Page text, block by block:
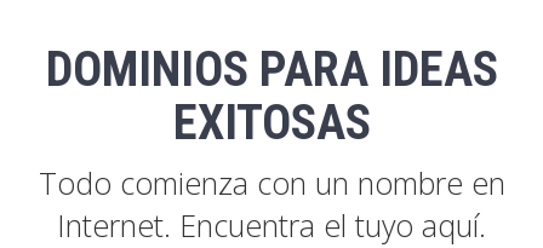
DOMINIOS PARA IDEAS
EXITOSAS
Todo comienza con un nombre en
Internet. Encuentra el tuyo aquí.